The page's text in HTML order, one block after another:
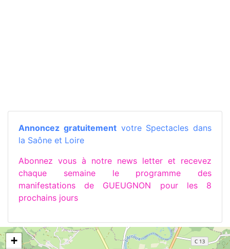
Annoncez gratuitementvotre Spectacles dans
la Saône et Loire
Abonnez vous à notre news letter et recevez
chaque semaine le programme des
manifestations de GUEUGNON pour les 8
prochains jours
+